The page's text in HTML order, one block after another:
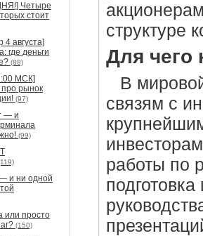
Четыре
стоит
августа]
где деньги
(88)
МСК]
рынок
(97)
— и
(99)
и ни одной
или просто
(150)
структуре
Для чего
В
связям с
работы по